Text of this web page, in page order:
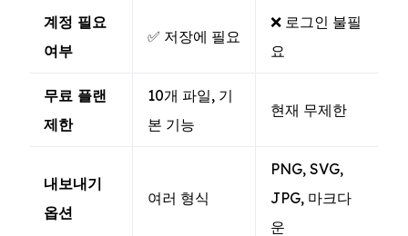
계정 필요
여부
✅ 저장에 필요
❌ 로그인 불필
요
무료 플랜
제한
10개 파일, 기
본 기능
현재 무제한
내보내기
옵션
여러 형식
PNG, SVG,
JPG, 마크다
운